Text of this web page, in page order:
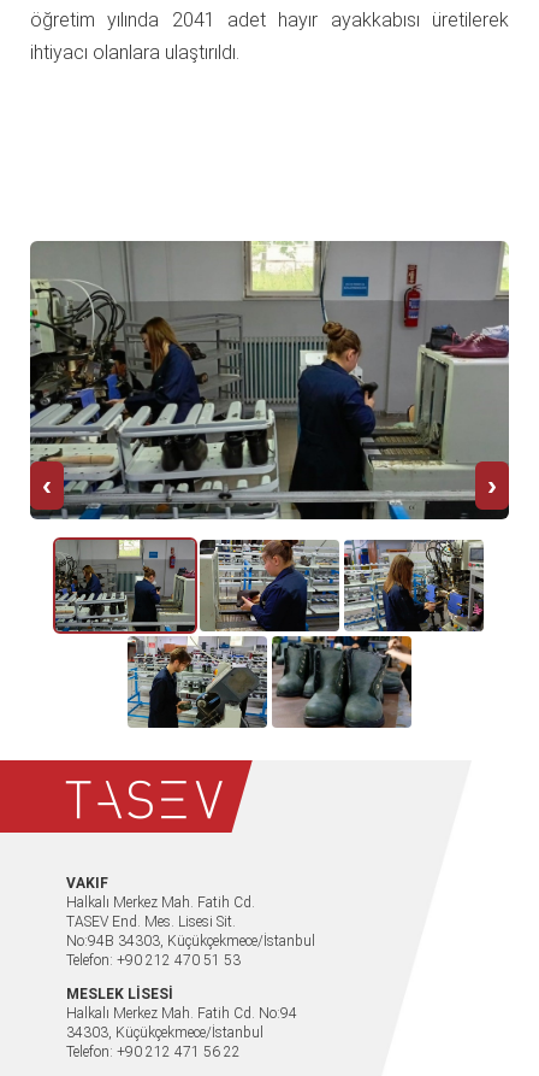
öğretim yılında 2041 adet hayır ayakkabısı üretilerek
ihtiyacı olanlara ulaştırıldı.
‹ ›
VAKIF
Halkalı Merkez Mah. Fatih Cd.
TASEV End. Mes. Lisesi Sit.
No:94B 34303, Küçükçekmece/İstanbul
Telefon: +90 212 470 51 53
MESLEK LİSESİ
Halkalı Merkez Mah. Fatih Cd. No:94
34303, Küçükçekmece/İstanbul
Telefon: +90 212 471 56 22